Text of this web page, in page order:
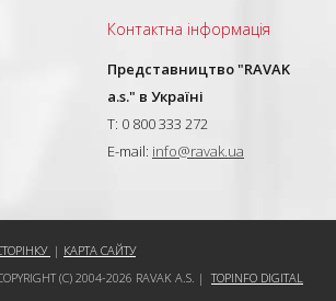
Контактна інформація
Представництво "RAVAK
a.s." в Україні
T: 0 800 333 272
E-mail: info@ravak.ua
| КАРТА САЙТУ
(C) 2004-2026 RAVAK A.S. |TOPINFO DIGITAL